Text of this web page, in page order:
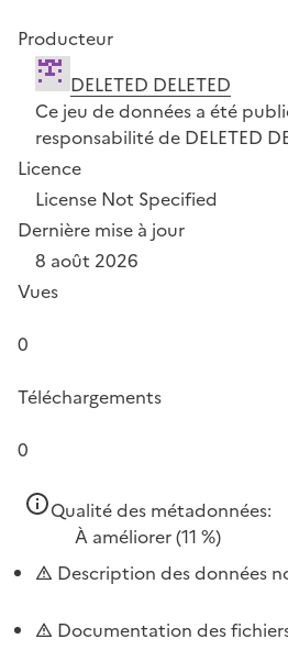
Producteur
DELETED DELETED
Ce jeu de données a été
responsabilité de DELETED
Licence
License Not Specified
Dernière mise à jour
8 août 2026
Vues
0
Téléchargements
0
Qualité des métadonnées:
À améliorer(11 %)
Description des données
Documentation des